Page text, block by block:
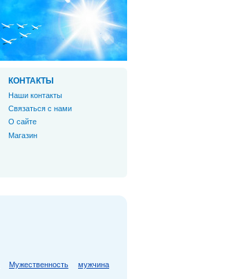
Мужественность мужчина
КОНТАКТЫ
Наши контакты
Связаться с нами
О сайте
Магазин